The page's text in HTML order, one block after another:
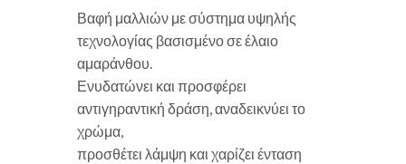
Βαφή μαλλιών με σύστημα υψηλής
τεχνολογίας βασισμένο σε έλαιο
αμαράνθου.
Ενυδατώνει και προσφέρει
αντιγηραντική δράση, αναδεικνύει το
χρώμα,
προσθέτει λάμψη και χαρίζει ένταση